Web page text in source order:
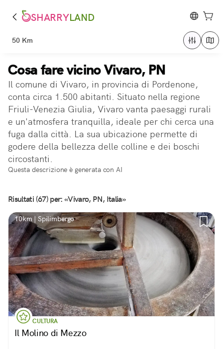
SHARRYLAND
50 Km
Cosa fare vicino Vivaro, PN
Il comune di Vivaro, in provincia di Pordenone,
conta circa 1.500 abitanti. Situato nella regione
Friuli-Venezia Giulia, Vivaro vanta paesaggi rurali
e un'atmosfera tranquilla, ideale per chi cerca una
fuga dalla città. La sua ubicazione permette di
godere della bellezza delle colline e dei boschi
circostanti.
Questa descrizione è generata con AI
Risultati (67) per: «Vivaro, PN, Italia»
10km | Spilimbergo
CULTURA
Il Molino di Mezzo